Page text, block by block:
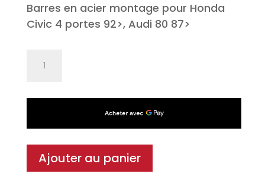
Barres en acier montage pour Honda
Civic 4 portes 92>, Audi 80 87>
toit
Ajouter au panier